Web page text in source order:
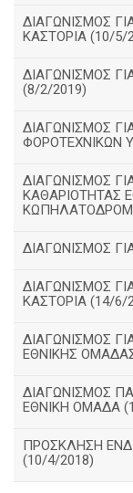
ΔΙΑΓΩΝΙΣΜΟΣ
ΚΑΣΤΟΡΙΑ (10/5/
ΔΙΑΓΩΝΙΣΜΟΣ
(8/2/2019)
ΔΙΑΓΩΝΙΣΜΟΣ
ΦΟΡΟΤΕΧΝΙΚΩΝ
ΔΙΑΓΩΝIΣΜΟΣ
ΚΑΘΑΡΙΟΤΗΤΑΣ
ΔΙΑΓΩΝΙΣΜΟΣ
ΔΙΑΓΩΝΙΣΜΟΣ
ΚΑΣΤΟΡΙΑ (14/6/
ΔΙΑΓΩΝΙΣΜΟΣ
ΕΘΝΙΚΗΣ
ΔΙΑΓΩΝΙΣΜΟΣ
ΕΘΝΙΚΗ ΟΜΑΔΑ
ΠΡΟΣΚΛΗΣΗ
(10/4/2018)